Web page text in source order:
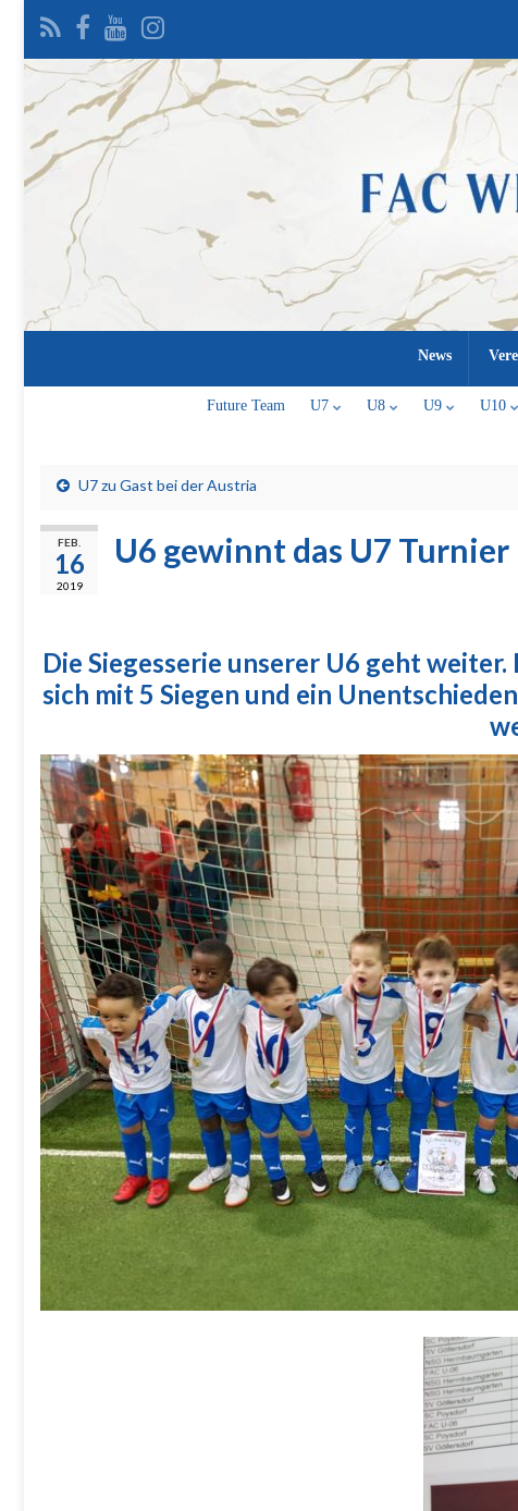
News
Future Team U7 U8 U9 U10
U7 zu Gast bei der Austria
FEB.
16
2019
U6 gewinnt das U7
Die Siegesserie unserer U6 geht
sich mit 5 Siegen und ein